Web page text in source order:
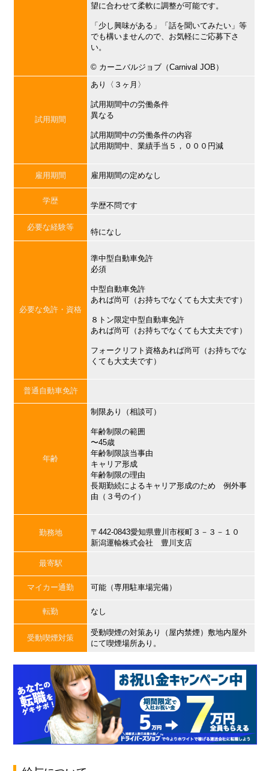
望に合わせて柔軟に調整が可能です。
「少し興味がある」「話を聞いてみたい」等
でも構いませんので、お気軽にご応募下さ
い。
©︎ カーニバルジョブ（Carnival JOB）
試用期間
あり〈３ヶ月〉
試用期間中の労働条件
異なる
試用期間中の労働条件の内容
試用期間中、業績手当５，０００円減
雇用期間 雇用期間の定めなし
学歴
学歴不問です
必要な経験等
特になし
必要な免許・資格
準中型自動車免許
必須
中型自動車免許
あれば尚可（お持ちでなくても大丈夫です）
８トン限定中型自動車免許
あれば尚可（お持ちでなくても大丈夫です）
フォークリフト資格あれば尚可（お持ちでな
くても大丈夫です）
普通自動車免許
年齢
制限あり（相談可）
年齢制限の範囲
〜45歳
年齢制限該当事由
キャリア形成
年齢制限の理由
長期勤続によるキャリア形成のため 例外事
由（３号のイ）
勤務地
〒442-0843愛知県豊川市桜町３－３－１０
新潟運輸株式会社 豊川支店
最寄駅
マイカー通勤 可能（専用駐車場完備）
転勤 なし
受動喫煙対策
受動喫煙の対策あり（屋内禁煙）敷地内屋外
にて喫煙場所あり。